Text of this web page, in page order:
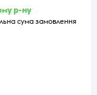
р-ну
сума замовлення